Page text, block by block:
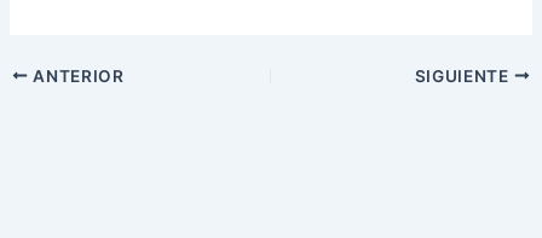
ANTERIOR SIGUIENTE